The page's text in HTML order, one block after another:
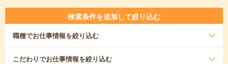
検索条件を追加して絞り込む
職種でお仕事情報を絞り込む
こだわりでお仕事情報を絞り込む